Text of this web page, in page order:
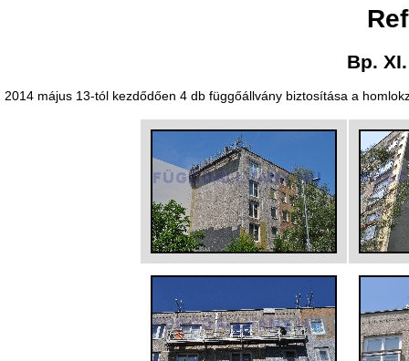
Bp.
2014 május 13-tól kezdődően 4 db függőállvány biztosítása a